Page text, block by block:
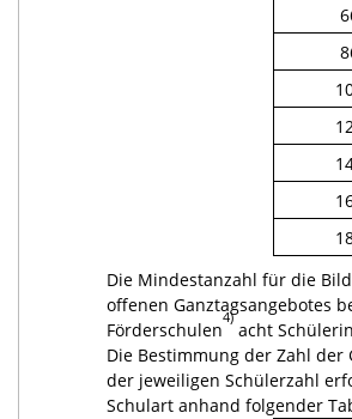
Die Mindestanzahl für die
offenen Ganztagsangebotes
Förderschulen
4)
acht
Die Bestimmung der Zahl der
der jeweiligen Schülerzahl
Schulart anhand folgender